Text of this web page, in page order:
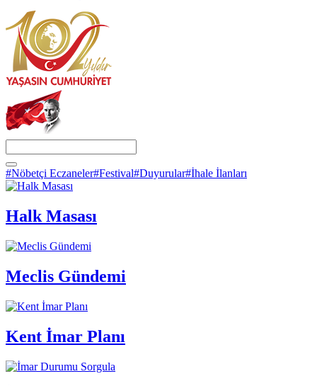
#Nöbetçi Eczaneler#Festival#Duyurular#İhale İlanları
Halk Masası
Meclis Gündemi
Kent İmar Planı